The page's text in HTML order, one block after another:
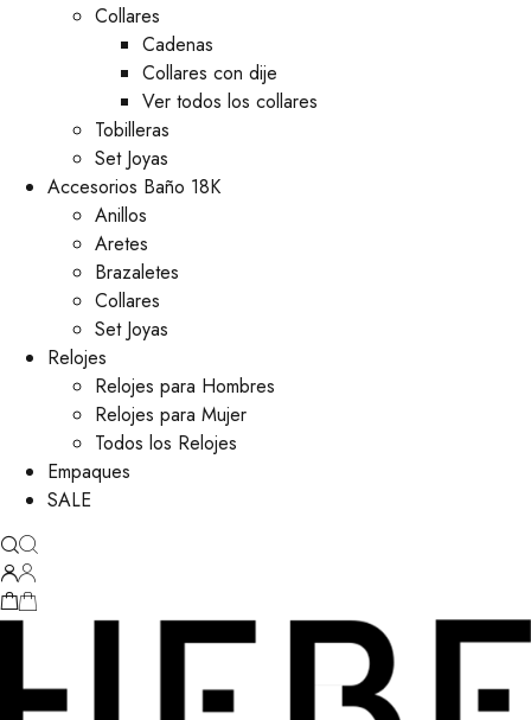
Collares
Cadenas
Collares con dije
Ver todos los collares
Tobilleras
Set Joyas
Accesorios Baño 18K
Anillos
Aretes
Brazaletes
Collares
Set Joyas
Relojes
Relojes para Hombres
Relojes para Mujer
Todos los Relojes
Empaques
SALE